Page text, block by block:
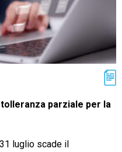
parziale per la
luglio scade il